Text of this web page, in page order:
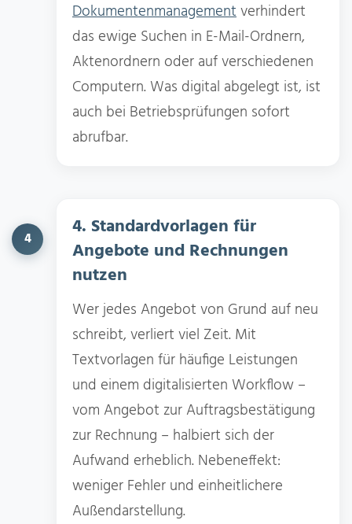
Dokumentenmanagementverhindert
das ewige Suchen in E-Mail-Ordnern,
Aktenordnern oder auf verschiedenen
Computern. Was digital abgelegt ist, ist
auch bei Betriebsprüfungen sofort
abrufbar.
4
4. Standardvorlagen für
Angebote und Rechnungen
nutzen
Wer jedes Angebot von Grund auf neu
schreibt, verliert viel Zeit. Mit
Textvorlagen für häufige Leistungen
und einem digitalisierten Workflow –
vom Angebot zur Auftragsbestätigung
zur Rechnung – halbiert sich der
Aufwand erheblich. Nebeneffekt:
weniger Fehler und einheitlichere
Außendarstellung.